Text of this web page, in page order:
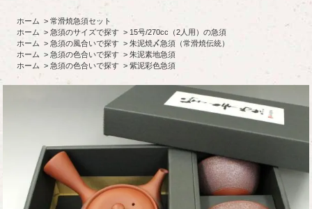
ホーム >常滑焼急須セット
ホーム >急須のサイズで探す > 15号/270cc（2人用）の急須
ホーム >急須の風合いで探す >朱泥焼〆急須（常滑焼伝統）
ホーム >急須の色合いで探す >朱泥素地急須
ホーム >急須の色合いで探す >紫泥彩色急須